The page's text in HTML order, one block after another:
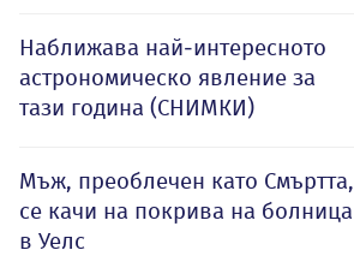
Наближава най-интересното
астрономическо явление за
тази година (СНИМКИ)
Мъж, преоблечен като Смъртта,
се качи на покрива на болница
в Уелс